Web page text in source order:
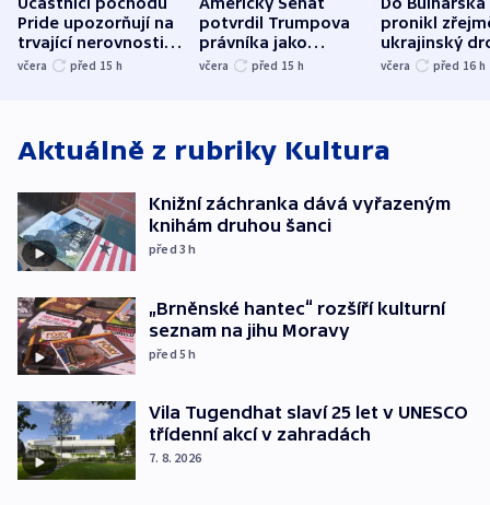
Pride upozorňují na
trvající nerovnosti i
společenskou
včera před 15 h
potvrdil Trumpova
právníka jako
ministra
včera před 15 h
pronikl
ukrajinský
explodoval
včera před 16 h
Aktuálně z rubriky Kultura
Knižní záchranka dává vyřazeným
knihám druhou šanci
před 3h
„Brněnské hantec“ rozšíří kulturní
seznam na jihu Moravy
před 5h
Vila Tugendhat slaví 25 let v UNESCO
třídenní akcí v zahradách
7. 8. 2026